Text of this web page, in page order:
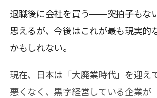
退職後に会社を買う――突拍子もな
思えるが、今後はこれが最も現実的
かもしれない。
現在、日本は「大廃業時代」を迎え
悪くなく、黒字経営している企業が